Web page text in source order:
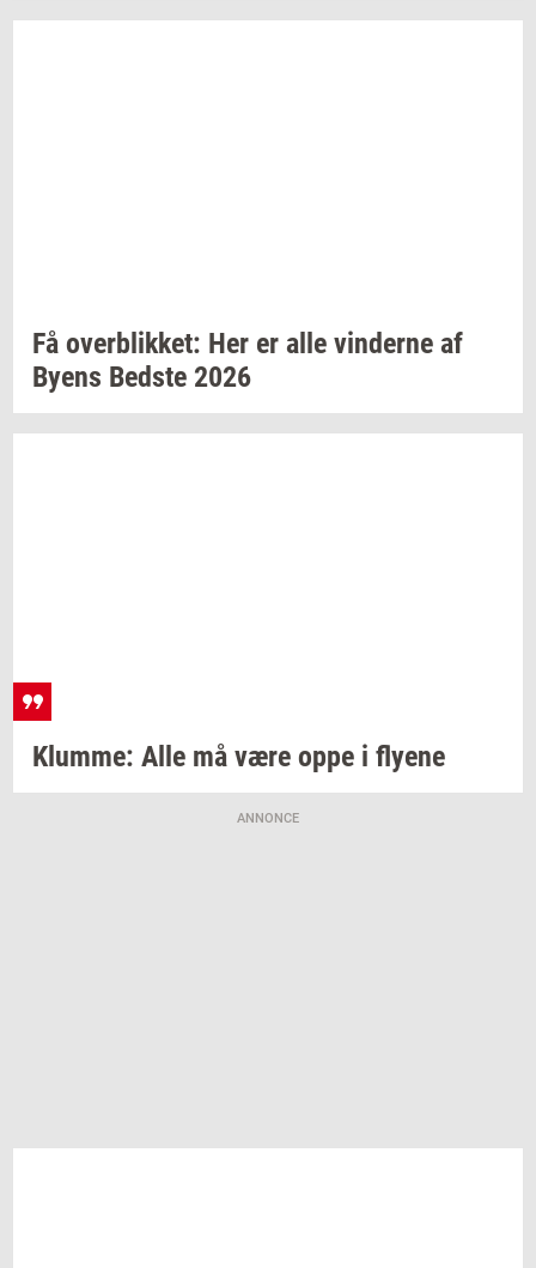
Få over­blik­ket: Her er alle vin­der­ne af
Byens Bed­ste 2026
Klum­me: Alle må være oppe i fly­e­ne
ANNONCE